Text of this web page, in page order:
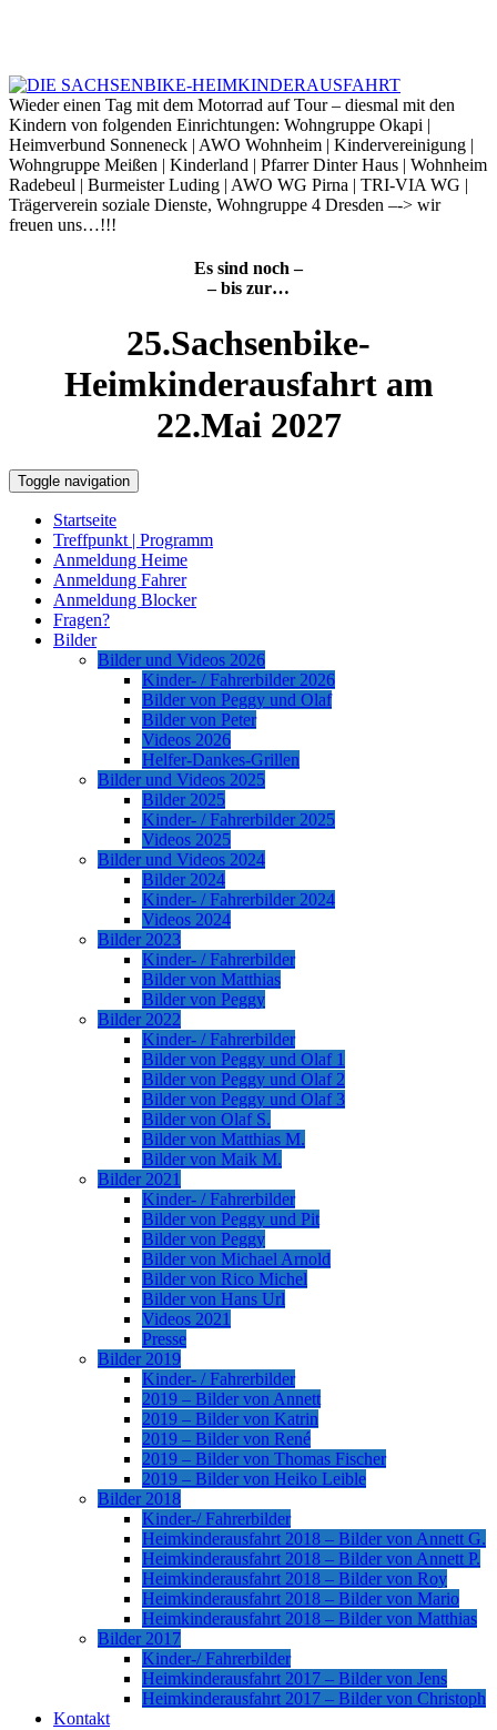
Wieder einen Tag mit dem Motorrad auf Tour – diesmal mit den
Kindern von folgenden Einrichtungen: Wohngruppe Okapi |
Heimverbund Sonneneck | AWO Wohnheim | Kindervereinigung |
Wohngruppe Meißen | Kinderland | Pfarrer Dinter Haus | Wohnheim
Radebeul | Burmeister Luding | AWO WG Pirna | TRI-VIA WG |
Trägerverein soziale Dienste, Wohngruppe 4 Dresden –-> wir
freuen uns…!!!
Es sind noch –
– bis zur…
25.Sachsenbike-
Heimkinderausfahrt am
22.Mai 2027
Toggle navigation
Startseite
Treffpunkt | Programm
Anmeldung Heime
Anmeldung Fahrer
Anmeldung Blocker
Fragen?
Bilder
Bilder und Videos 2026
Kinder- / Fahrerbilder 2026
Bilder von Peggy und Olaf
Bilder von Peter
Videos 2026
Helfer-Dankes-Grillen
Bilder und Videos 2025
Bilder 2025
Kinder- / Fahrerbilder 2025
Videos 2025
Bilder und Videos 2024
Bilder 2024
Kinder- / Fahrerbilder 2024
Videos 2024
Bilder 2023
Kinder- / Fahrerbilder
Bilder von Matthias
Bilder von Peggy
Bilder 2022
Kinder- / Fahrerbilder
Bilder von Peggy und Olaf 1
Bilder von Peggy und Olaf 2
Bilder von Peggy und Olaf 3
Bilder von Olaf S.
Bilder von Matthias M.
Bilder von Maik M.
Bilder 2021
Kinder- / Fahrerbilder
Bilder von Peggy und Pit
Bilder von Peggy
Bilder von Michael Arnold
Bilder von Rico Michel
Bilder von Hans Url
Videos 2021
Presse
Bilder 2019
Kinder- / Fahrerbilder
2019 – Bilder von Annett
2019 – Bilder von Katrin
2019 – Bilder von René
2019 – Bilder von Thomas Fischer
2019 – Bilder von Heiko Leible
Bilder 2018
Kinder-/ Fahrerbilder
Heimkinderausfahrt 2018 – Bilder von Annett G.
Heimkinderausfahrt 2018 – Bilder von Annett P.
Heimkinderausfahrt 2018 – Bilder von Roy
Heimkinderausfahrt 2018 – Bilder von Mario
Heimkinderausfahrt 2018 – Bilder von Matthias
Bilder 2017
Kinder-/ Fahrerbilder
Heimkinderausfahrt 2017 – Bilder von Jens
Heimkinderausfahrt 2017 – Bilder von Christoph
Kontakt